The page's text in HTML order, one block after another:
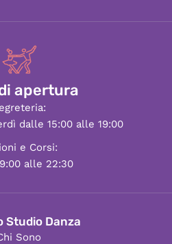
apertura
dalle 15:00 alle 19:00
e Corsi:
alle 22:30
Studio Danza
Sono